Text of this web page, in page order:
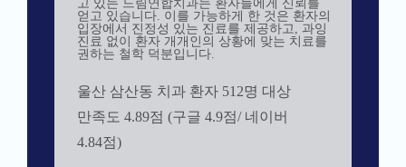
병원은 아픈곳을 치료하는 곳
입니다. 드림연합치과는 과잉
진료없이 환자의 아픈 곳만을
치료하는 진료 철학을 철저히
지키고 있습니다.